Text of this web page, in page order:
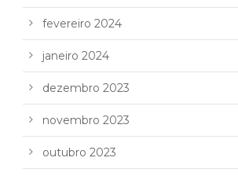
fevereiro 2024
janeiro 2024
dezembro 2023
novembro 2023
outubro 2023